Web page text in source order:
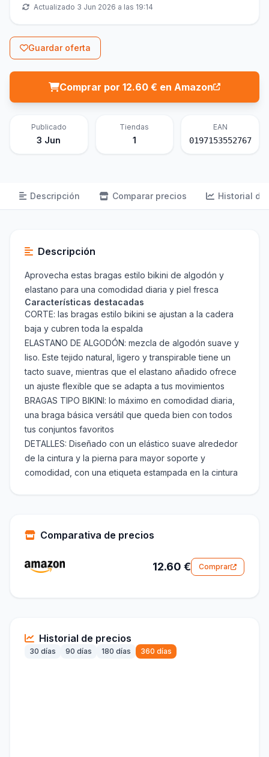
Actualizado 3 Jun 2026 a las 19:14
Guardar oferta
Comprar por 12.60 € en Amazon
Publicado
3 Jun
Tiendas
1
EAN
0197153552767
Descripción Comparar precios Historial de
Descripción
Aprovecha estas bragas estilo bikini de algodón y
elastano para una comodidad diaria y piel fresca
Características destacadas
CORTE: las bragas estilo bikini se ajustan a la cadera
baja y cubren toda la espalda
ELASTANO DE ALGODÓN: mezcla de algodón suave y
liso. Este tejido natural, ligero y transpirable tiene un
tacto suave, mientras que el elastano añadido ofrece
un ajuste flexible que se adapta a tus movimientos
BRAGAS TIPO BIKINI: lo máximo en comodidad diaria,
una braga básica versátil que queda bien con todos
tus conjuntos favoritos
DETALLES: Diseñado con un elástico suave alrededor
de la cintura y la pierna para mayor soporte y
comodidad, con una etiqueta estampada en la cintura
Comparativa de precios
12.60 € Comprar
Historial de precios
30 días 90 días 180 días 360 días